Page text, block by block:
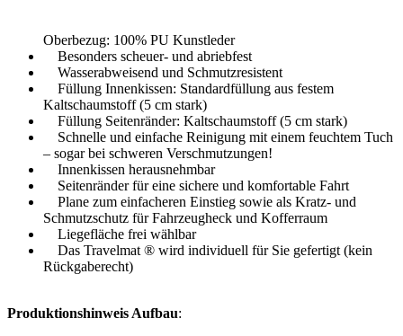
Oberbezug: 100% PU Kunstleder
Besonders scheuer- und abriebfest
Wasserabweisend und Schmutzresistent
Füllung Innenkissen: Standardfüllung aus festem
Kaltschaumstoff (5 cm stark)
Füllung Seitenränder: Kaltschaumstoff (5 cm stark)
Schnelle und einfache Reinigung mit einem feuchtem Tuch
– sogar bei schweren Verschmutzungen!
Innenkissen herausnehmbar
Seitenränder für eine sichere und komfortable Fahrt
Plane zum einfacheren Einstieg sowie als Kratz- und
Schmutzschutz für Fahrzeugheck und Kofferraum
Liegefläche frei wählbar
Das Travelmat ® wird individuell für Sie gefertigt (kein
Rückgaberecht)
Produktionshinweis Aufbau: